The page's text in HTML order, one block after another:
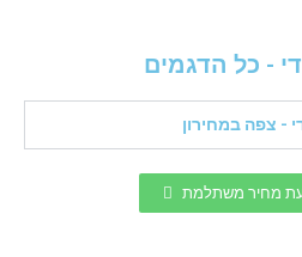
- כל הדגמים
- צפה במחירון
מחיר משתלמת